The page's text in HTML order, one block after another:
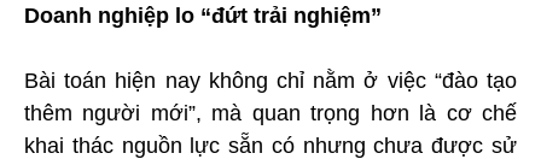
Doanh nghiệp lo “đứt trải nghiệm”
Bài toán hiện nay không chỉ nằm ở việc “đào tạo
thêm người mới”, mà quan trọng hơn là cơ chế
khai thác nguồn lực sẵn có nhưng chưa được sử